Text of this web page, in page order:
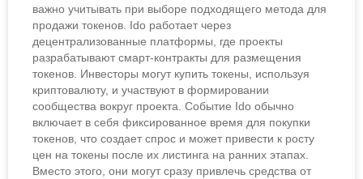
важно учитывать при выборе подходящего метода для
продажи токенов. Ido работает через
децентрализованные платформы, где проекты
разрабатывают смарт-контракты для размещения
токенов. Инвесторы могут купить токены, используя
криптовалюту, и участвуют в формировании
сообщества вокруг проекта. Событие Ido обычно
включает в себя фиксированное время для покупки
токенов, что создает спрос и может привести к росту
цен на токены после их листинга на ранних этапах.
Вместо этого, они могут сразу привлечь средства от